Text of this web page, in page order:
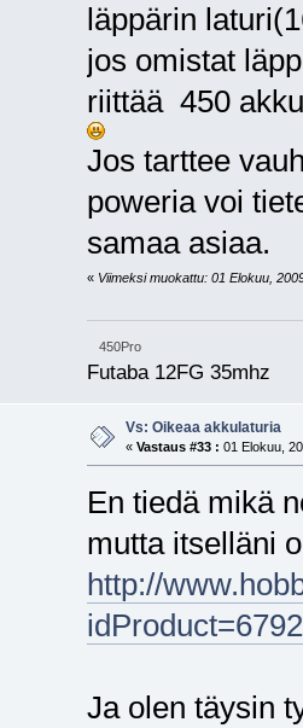
läppärin
jos omistat
riittää 450
Jos tarttee
poweria voi
samaa asiaa.
« Viimeksi muokattu: 01 Elokuu,
450Pro
Futaba 12FG 35mhz
Vs: Oikeaa akkulaturia
« Vastaus #33 : 01 Elokuu,
En tiedä mikä
mutta itselläni
http://
idProduct=6792
Ja olen täysin